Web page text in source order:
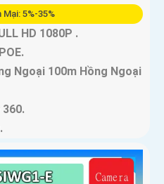
Mại: 5%-35%
️
HD 1080P .
Ngoại 100m Hồng Ngoại
360.